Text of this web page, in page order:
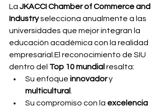
La JKACCI Chamber of Commerce and
Industry selecciona anualmente a las
universidades que mejor integran la
educación académica con la realidad
empresarial.El reconocimiento de SIU
dentro del Top 10 mundial resalta:
Su enfoque innovador y
multicultural
Su compromiso con la excelencia